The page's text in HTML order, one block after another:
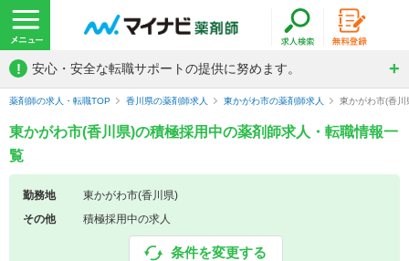
! 安心・安全な転職サポートの提供に努めます。
薬剤師の求人・転職TOP 香川県の薬剤師求人 東かがわ市の薬剤師求人 東かがわ市(香
東かがわ市(香川県)の積極採用中の薬剤師求人・転職情報一
覧
勤務地
東かがわ市(香川県)
その他
積極採用中の求人
条件を変更する